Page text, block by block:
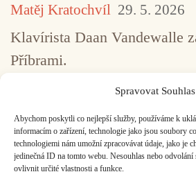
Spravovat Souhlas
Abychom poskytli co nejlepší služby, používáme k
informacím o zařízení, technologie jako jsou soubory
technologiemi nám umožní zpracovávat údaje, jako je
jedinečná ID na tomto webu. Nesouhlas nebo odvolání
ovlivnit určité vlastnosti a funkce.
Matěj Kratochvíl 29. 5. 2026
Klavírista Daan Vandewalle
Příbrami.
1 2 3 4 5 ...